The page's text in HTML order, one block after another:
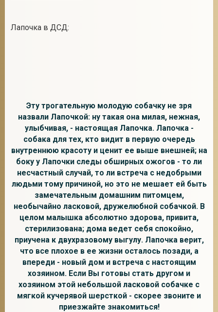
Лапочка в ДСД:
Эту трогательную молодую собачку не зря
назвали Лапочкой: ну такая она милая, нежная,
улыбчивая, - настоящая Лапочка. Лапочка -
собака для тех, кто видит в первую очередь
внутреннюю красоту и ценит ее выше внешней; на
боку у Лапочки следы обширных ожогов - то ли
несчастный случай, то ли встреча с недобрыми
людьми тому причиной, но это не мешает ей быть
замечательным домашним питомцем,
необычайно ласковой, дружелюбной собачкой. В
целом малышка абсолютно здорова, привита,
стерилизована; дома ведет себя спокойно,
приучена к двухразовому выгулу. Лапочка верит,
что все плохое в ее жизни осталось позади, а
впереди - новый дом и встреча с настоящим
хозяином. Если Вы готовы стать другом и
хозяином этой небольшой ласковой собачке с
мягкой кучерявой шерсткой - скорее звоните и
приезжайте знакомиться!